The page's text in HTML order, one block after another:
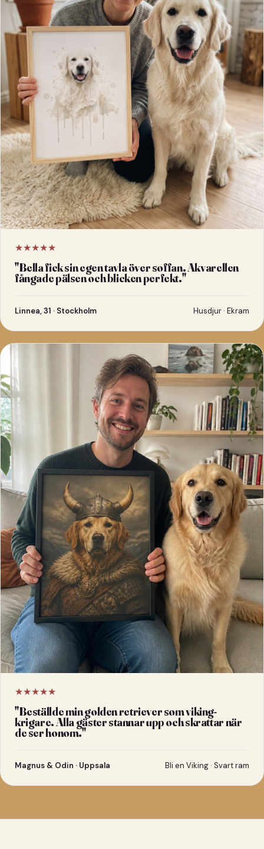
★★★★★
"Bella fick sin egen tavla över soffan. Akvarellen
fångade pälsen och blicken perfekt."
Linnea, 31 · Stockholm Husdjur · Ekram
★★★★★
"Beställde min golden retriever som viking-
krigare. Alla gäster stannar upp och skrattar när
de ser honom."
Magnus & Odin · Uppsala Bli en Viking · Svart ram